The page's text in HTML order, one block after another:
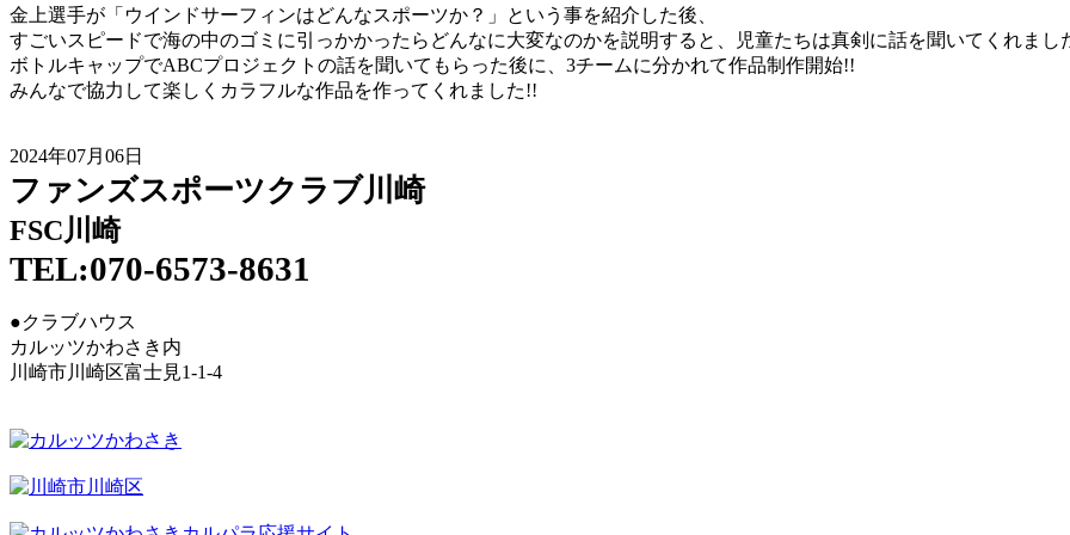
金上選手が「ウインドサーフィンはどんなスポーツか？」という事を紹介した後、
すごいスピードで海の中のゴミに引っかかったらどんなに大変なのかを説明すると、児童たちは真剣に話を聞いてくれまし
ボトルキャップでABCプロジェクトの話を聞いてもらった後に、3チームに分かれて作品制作開始!!
みんなで協力して楽しくカラフルな作品を作ってくれました!!
2024年07月06日
ファンズスポーツクラブ川崎
FSC川崎
TEL:070-6573-8631
●クラブハウス
カルッツかわさき内
川崎市川崎区富士見1-1-4